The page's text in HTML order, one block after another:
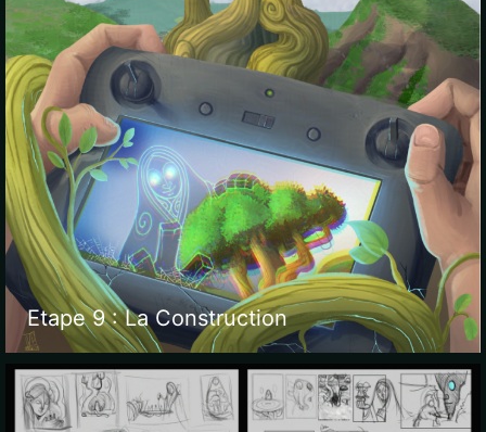
Etape 9 : La Construction